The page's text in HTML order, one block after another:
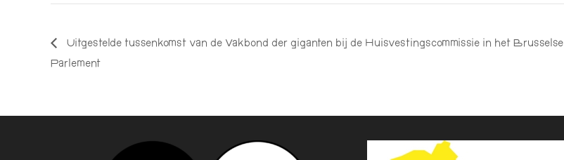
Uitgestelde tussenkomst van de Vakbond der giganten bij de Huisvestingscommissie in het Brusselse
Parlement